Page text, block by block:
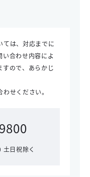
ては、対応までに
合わせ内容によ
すので、あらかじ
せください。
日祝除く